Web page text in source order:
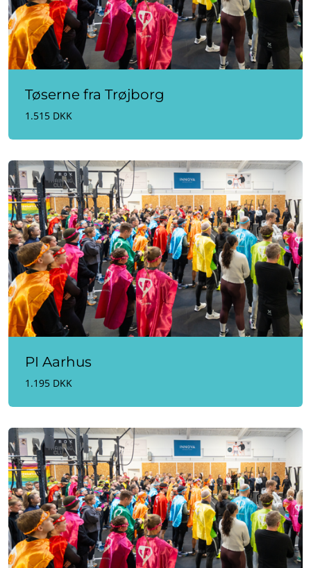
Tøserne fra Trøjborg
1.515 DKK
PI Aarhus
1.195 DKK